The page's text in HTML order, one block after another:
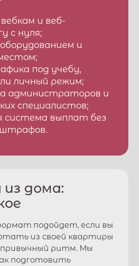
и веб-
с нуля;
и
под учебу,
личный режим;
администраторов и
специалистов;
система выплат без
дома:
подойдет, если вы
из своей квартиры
привычный ритм. Мы
подготовить